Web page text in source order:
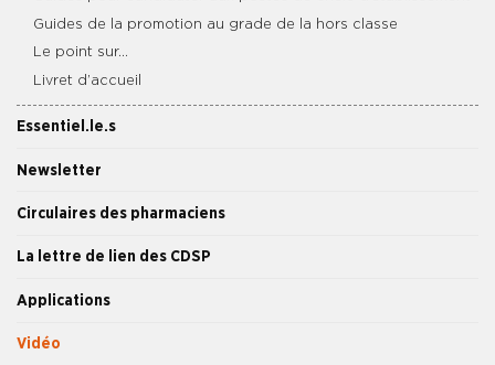
Guides de la promotion au grade de la hors classe
Le point sur…
Livret d’accueil
Essentiel.le.s
Newsletter
Circulaires des pharmaciens
La lettre de lien des CDSP
Applications
Vidéo